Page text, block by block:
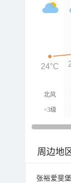
北风
<3级
24°C
周边地